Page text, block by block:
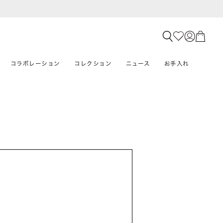
コラボレーション コレクション ニュース お手入れ